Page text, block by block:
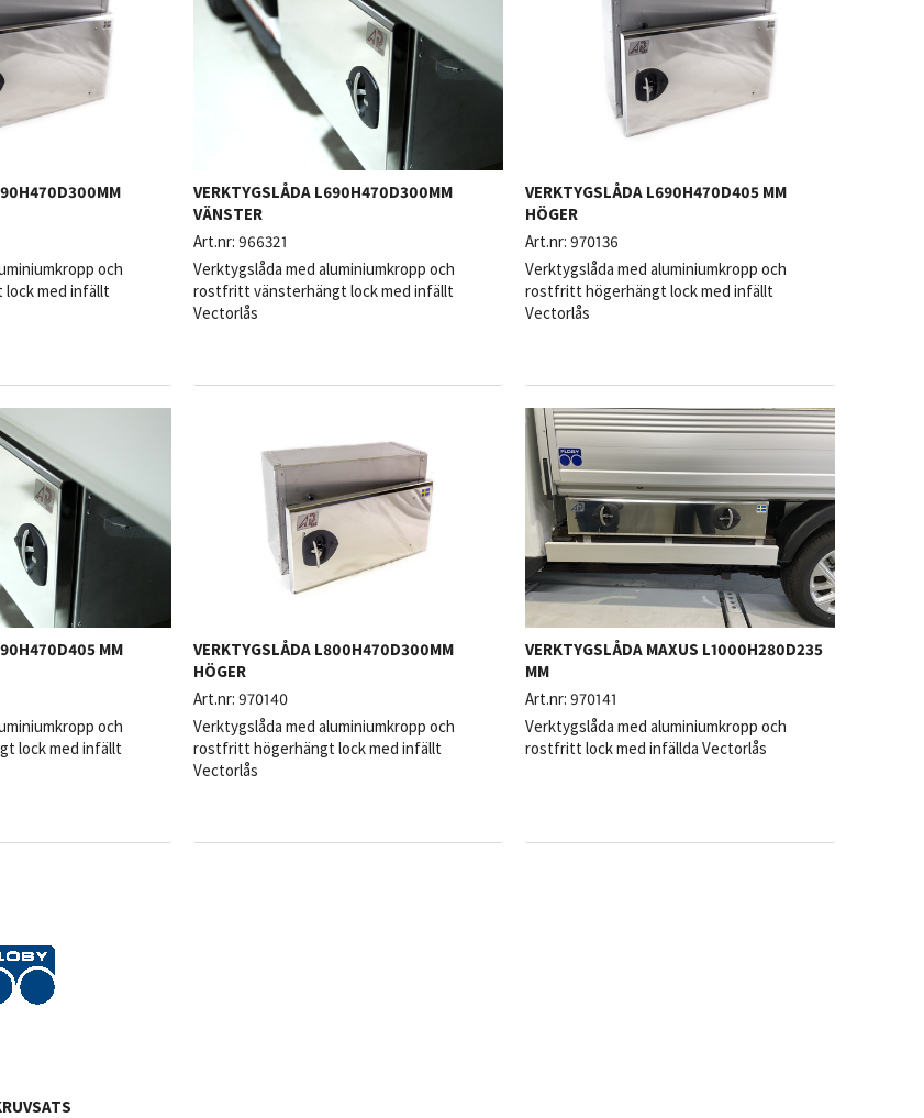
och
med infällt
VERKTYGSLÅDA L690H470D300MM
VÄNSTER
Art.nr: 966321
Verktygslåda med aluminiumkropp och
rostfritt vänsterhängt lock med infällt
Vectorlås
VERKTYGSLÅDA L690H470D405 MM
HÖGER
Art.nr: 970136
Verktygslåda med aluminiumkropp och
rostfritt högerhängt lock med infällt
Vectorlås
MM
och
lock med infällt
VERKTYGSLÅDA L800H470D300MM
HÖGER
Art.nr: 970140
Verktygslåda med aluminiumkropp och
rostfritt högerhängt lock med infällt
Vectorlås
VERKTYGSLÅDA MAXUS L1000H280D235
MM
Art.nr: 970141
Verktygslåda med aluminiumkropp och
rostfritt lock med infällda Vectorlås